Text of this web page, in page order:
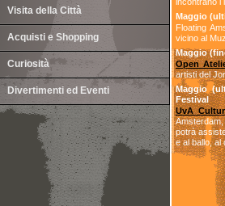
Visita della Città
Acquisti e Shopping
Curiosità
Divertimenti ed Eventi
Maggio
Floating
vicino al
Maggio
Open
artisti del
Maggio
Festival
UvA
potrà
e al ballo, al